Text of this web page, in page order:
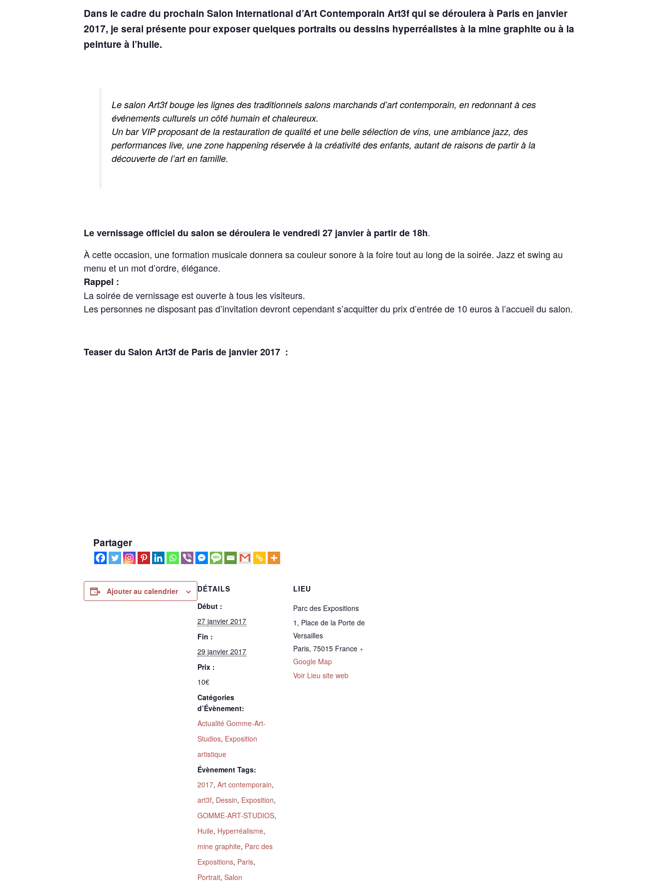
Dans le cadre du prochain Salon International d’Art Contemporain Art3fqui se déroulera à Paris en janvier
2017, je serai présente pour exposer quelques portraits ou dessins hyperréalistes à la mine graphite ou à la
peinture à l’huile.
Le salon Art3f bouge les lignes des traditionnels salons marchands d’art contemporain, en redonnant à ces
événements culturels un côté humain et chaleureux.
Un bar VIP proposant de la restauration de qualité et une belle sélection de vins, une ambiance jazz, des
performances live, une zone happening réservée à la créativité des enfants, autant de raisons de partir à la
découverte de l’art en famille.
Le vernissage officiel du salon se déroulera le vendredi 27 janvier à partir de 18h.
À cette occasion, une formation musicale donnera sa couleur sonore à la foire tout au long de la soirée. Jazz et swing au
menu et un mot d’ordre, élégance.
Rappel :
La soirée de vernissage est ouverte à tous les visiteurs.
Les personnes ne disposant pas d’invitation devront cependant s’acquitter du prix d’entrée de 10 euros à l’accueil du salon.
Teaser du Salon Art3f de Paris de janvier 2017 :
Partager
Ajouter au calendrier
DÉTAILS
Début :
27 janvier 2017
Fin :
29 janvier 2017
Prix :
10€
Catégories
d’Évènement:
Actualité Gomme-Art-
Studios, Exposition
artistique
Évènement Tags:
2017, Art contemporain,
art3f, Dessin, Exposition,
GOMME-ART-STUDIOS,
Huile, Hyperréalisme,
mine graphite, Parc des
Expositions, Paris,
Portrait, Salon
LIEU
Parc des Expositions
1, Place de la Porte de
Versailles
Paris, 75015 France +
Google Map
Voir Lieu site web